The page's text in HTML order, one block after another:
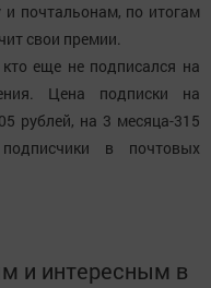
почтальонам, по итогам
свои премии.
еще не подписался на
Цена подписки на
рублей, на 3 месяца-315
в почтовых
и интересным в